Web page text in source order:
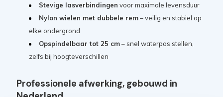
Stevige lasverbindingen voor maximale levensduur
Nylon wielen met dubbele rem– veilig en stabiel op
elke ondergrond
Opspindelbaar tot 25 cm– snel waterpas stellen,
zelfs bij hoogteverschillen
Professionele afwerking, gebouwd in